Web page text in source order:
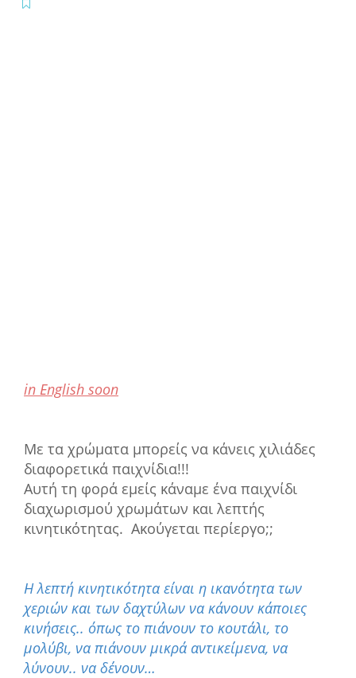
in English soon
Με τα χρώματα μπορείς να κάνεις χιλιάδες
διαφορετικά παιχνίδια!!!
Αυτή τη φορά εμείς κάναμε ένα παιχνίδι
διαχωρισμού χρωμάτων και λεπτής
κινητικότητας. Ακούγεται περίεργο;;
Η λεπτή κινητικότητα είναι η ικανότητα των
χεριών και των δαχτύλων να κάνουν κάποιες
κινήσεις.. όπως το πιάνουν το κουτάλι, το
μολύβι, να πιάνουν μικρά αντικείμενα, να
λύνουν.. να δένουν…